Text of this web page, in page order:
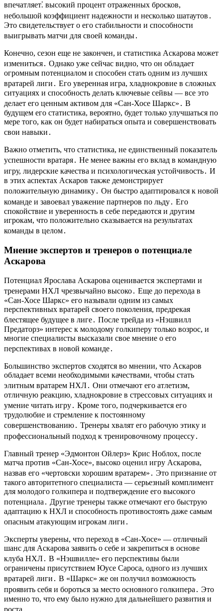
впечатляет⁚ высокий процент отраженных бросков,
небольшой коэффициент надежности и несколько шатаутов․
Это свидетельствует о его стабильности и способности
выигрывать матчи для своей команды․
Конечно, сезон еще не закончен, и статистика Аскарова может
измениться․ Однако уже сейчас видно, что он обладает
огромным потенциалом и способен стать одним из лучших
вратарей лиги․ Его уверенная игра, хладнокровие в сложных
ситуациях и способность делать ключевые сейвы — все это
делает его ценным активом для «Сан-Хосе Шаркс»․ В
будущем его статистика, вероятно, будет только улучшаться по
мере того, как он будет набираться опыта и совершенствовать
свои навыки․
Важно отметить, что статистика, не единственный показатель
успешности вратаря․ Не менее важны его вклад в командную
игру, лидерские качества и психологическая устойчивость․ И
в этих аспектах Аскаров также демонстрирует
положительную динамику․ Он быстро адаптировался к новой
команде и завоевал уважение партнеров по льду․ Его
спокойствие и уверенность в себе передаются и другим
игрокам, что положительно сказывается на результатах
команды в целом․
Мнение экспертов и тренеров о потенциале
Аскарова
Потенциал Ярослава Аскарова оценивается экспертами и
тренерами НХЛ чрезвычайно высоко․ Еще до перехода в
«Сан-Хосе Шаркс» его называли одним из самых
перспективных вратарей своего поколения, предрекая
блестящее будущее в лиге․ После трейда из «Нэшвилл
Предаторз» интерес к молодому голкиперу только возрос, и
многие специалисты высказали свое мнение о его
перспективах в новой команде․
Большинство экспертов сходятся во мнении, что Аскаров
обладает всеми необходимыми качествами, чтобы стать
элитным вратарем НХЛ․ Они отмечают его атлетизм,
отличную реакцию, хладнокровие в стрессовых ситуациях и
умение читать игру․ Кроме того, подчеркивается его
трудолюбие и стремление к постоянному
совершенствованию․ Тренеры хвалят его рабочую этику и
профессиональный подход к тренировочному процессу․
Главный тренер «Эдмонтон Ойлерз» Крис Ноблох, после
матча против «Сан-Хосе», высоко оценил игру Аскарова,
назвав его «чертовски хорошим вратарем»․ Это признание от
такого авторитетного специалиста — серьезный комплимент
для молодого голкипера и подтверждение его высокого
потенциала․ Другие тренеры также отмечают его быструю
адаптацию к НХЛ и способность противостоять даже самым
опасным атакующим игрокам лиги․
Эксперты уверены, что переход в «Сан-Хосе» — отличный
шанс для Аскарова заявить о себе и закрепиться в основе
клуба НХЛ․ В «Нэшвилле» его перспективы были
ограничены присутствием Юусе Сароса, одного из лучших
вратарей лиги․ В «Шаркс» же он получил возможность
проявить себя и бороться за место основного голкипера․ Это
именно то, что ему было нужно для дальнейшего развития и
роста․